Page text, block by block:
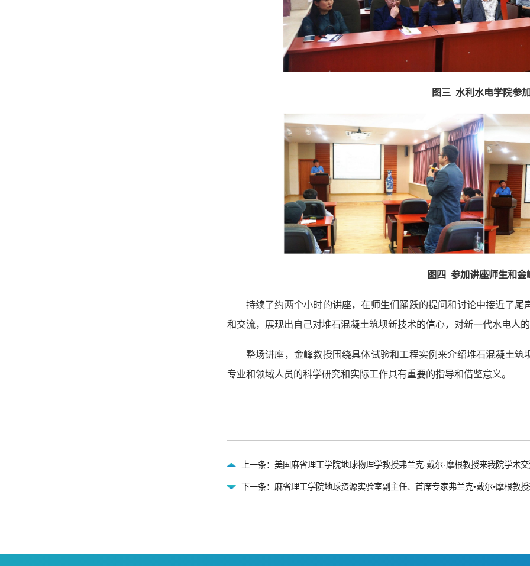
图三 水利水电学院参
图四 参加讲座师生和金
持续了约两个小时的讲座，在师生们踊跃的提问和讨论中接近了
和交流，展现出自己对堆石混凝土筑坝新技术的信心，对新一代水电人
整场讲座，金峰教授围绕具体试验和工程实例来介绍堆石混凝土
专业和领域人员的科学研究和实际工作具有重要的指导和借鉴意义。
上一条：美国麻省理工学院地球物理学教授弗兰克·戴尔·摩根教授来我院学术
下一条：麻省理工学院地球资源实验室副主任、首席专家弗兰克•戴尔•摩根教